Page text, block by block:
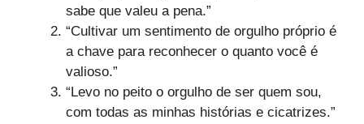
sabe que valeu a pena.”
“Cultivar um sentimento de orgulho próprio é
a chave para reconhecer o quanto você é
valioso.”
“Levo no peito o orgulho de ser quem sou,
com todas as minhas histórias e cicatrizes.”